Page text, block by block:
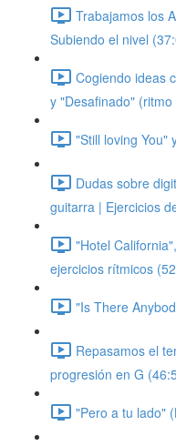
Trabajamos los
Subiendo el nivel
Cogiendo ideas
y "Desafinado"
"Still loving You"
Dudas sobre
guitarra | Ejercicios
"Hotel
ejercicios rítmicos
"Is There
Repasamos el
progresión en G
"Pero a tu lado"